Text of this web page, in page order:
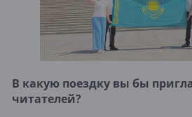
В какую поездку вы бы
читателей?